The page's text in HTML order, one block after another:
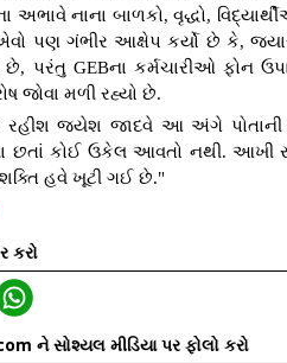
અભાવે નાના બાળકો, વૃદ્ધો,
પણ ગંભીર આક્ષેપ કર્યો છે કે,
પરંતુ GEBના કર્મચારીઓ ફોન
જોવા મળી રહ્યો છે.
રહીશ જયેશ જાદવે આ અંગે પોતાની
છતાં કોઈ ઉકેલ આવતો નથી. આખી
હવે ખૂટી ગઈ છે."
કરો
ને સોશ્યલ મીડિયા પર ફોલો કરો